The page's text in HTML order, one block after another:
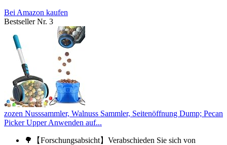
Bei Amazon kaufen
Bestseller Nr. 3
zozen Nusssammler, Walnuss Sammler, Seitenöffnung Dump; Pecan
Picker Upper Anwenden auf...
🌳【Forschungsabsicht】Verabschieden Sie sich von